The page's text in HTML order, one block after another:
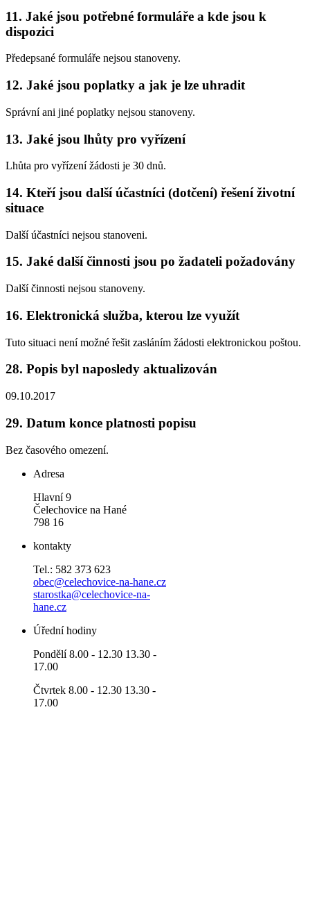
11. Jaké jsou potřebné formuláře a kde jsou k
dispozici
Předepsané formuláře nejsou stanoveny.
12. Jaké jsou poplatky a jak je lze uhradit
Správní ani jiné poplatky nejsou stanoveny.
13. Jaké jsou lhůty pro vyřízení
Lhůta pro vyřízení žádosti je 30 dnů.
14. Kteří jsou další účastníci (dotčení) řešení životní
situace
Další účastníci nejsou stanoveni.
15. Jaké další činnosti jsou po žadateli požadovány
Další činnosti nejsou stanoveny.
16. Elektronická služba, kterou lze využít
Tuto situaci není možné řešit zasláním žádosti elektronickou poštou.
28. Popis byl naposledy aktualizován
09.10.2017
29. Datum konce platnosti popisu
Bez časového omezení.
Adresa
Hlavní 9
Čelechovice na Hané
798 16
kontakty
Tel.: 582 373 623
obec@celechovice-na-hane.cz
starostka@celechovice-na-
hane.cz
Úřední hodiny
Pondělí 8.00 - 12.30 13.30 -
17.00
Čtvrtek 8.00 - 12.30 13.30 -
17.00